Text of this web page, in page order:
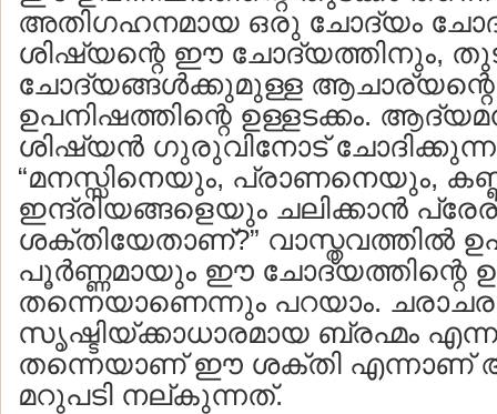
അതിഗഹനമായ ഒരു ചോദ്യം
ശിഷ്യന്റെ ഈ ചോദ്യത്തിനും,
ചോദ്യങ്ങള്‍ക്കുമുള്ള ആചാര്യന്റെ
ഉപനിഷത്തിന്റെ ഉള്ളടക്കം.
ശിഷ്യന്‍ ഗുരുവിനോട്
“മനസ്സിനെയും, പ്രാണനെയും,
ഇന്ദ്രിയങ്ങളെയും ചലിക്കാന്‍
ശക്തിയേതാണ്?” വാസ്തവത്തില്‍
പൂര്‍ണ്ണമായും ഈ ചോദ്യത്തിന്റെ
തന്നെയാണെന്നും പറയാം.
സൃഷ്ടിയ്ക്കാധാരമായ ബ്രഹ്മം
തന്നെയാണ് ഈ ശക്തി എന്നാണ്
മറുപടി നല്കുന്നത്.